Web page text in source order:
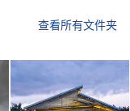
查看所有文件夹